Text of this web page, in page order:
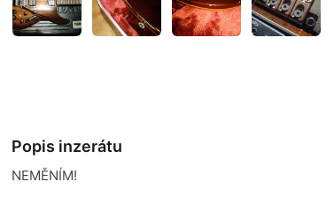
Popis inzerátu
NEMĚNÍM!